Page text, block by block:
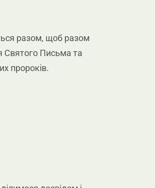
разом, щоб разом
Святого Письма та
пророків.